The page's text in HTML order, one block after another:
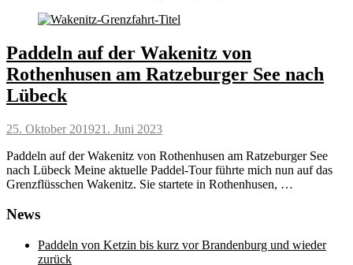
Paddeln auf der Wakenitz von
Rothenhusen am Ratzeburger See nach
Lübeck
Posted
25. Oktober 201921. Juni 2023
Paddeln auf der Wakenitz von Rothenhusen am Ratzeburger See
nach Lübeck Meine aktuelle Paddel-Tour führte mich nun auf das
Grenzflüsschen Wakenitz. Sie startete in Rothenhusen, …
News
Paddeln von Ketzin bis kurz vor Brandenburg und wieder
zurück